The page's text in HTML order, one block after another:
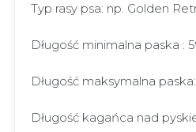
Typ rasy psa: np. Golden
Długość minimalna paska :
Długość maksymalna
Długość kagańca nad